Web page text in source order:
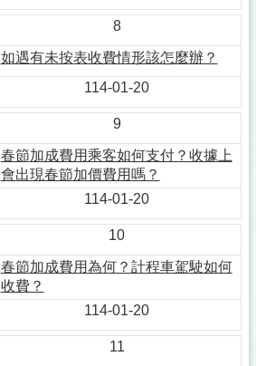
8
如遇有未按表收費情形該怎麼辦？
114-01-20
9
春節加成費用乘客如何支付？收據上
會出現春節加價費用嗎？
114-01-20
10
春節加成費用為何？計程車駕駛如何
收費？
114-01-20
11